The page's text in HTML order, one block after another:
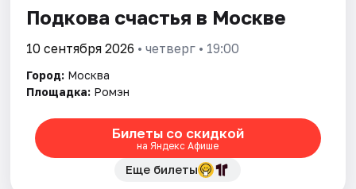
Площадки
Артисты
Рейтинги
Подкова счастья в Москве
10 сентября 2026 • четверг • 19:00
Город: Москва
Площадка: Ромэн
Билеты со скидкой
на Яндекс Афише
Еще билеты